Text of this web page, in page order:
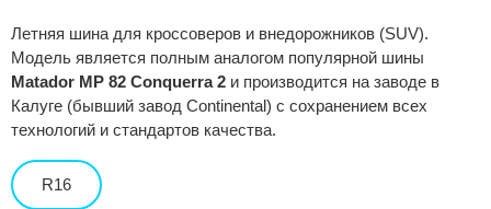
Летняя шина для кроссоверов и внедорожников (SUV).
Модель является полным аналогом популярной шины
Matador MP 82 Conquerra 2 и производится на заводе в
Калуге (бывший завод Continental) с сохранением всех
технологий и стандартов качества.
R16